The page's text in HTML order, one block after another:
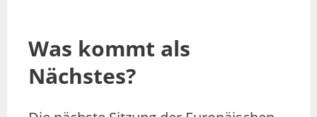
Was kommt als
Nächstes?